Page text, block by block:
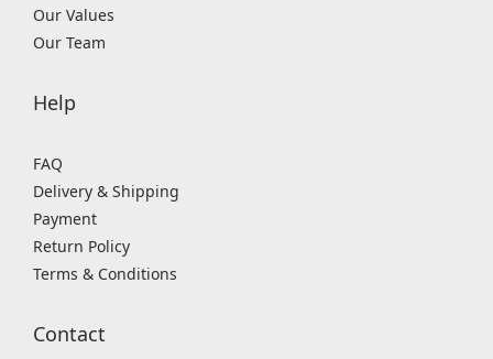
Our Values
Our Team
Help
FAQ
Delivery & Shipping
Payment
Return Policy
Terms & Conditions
Contact